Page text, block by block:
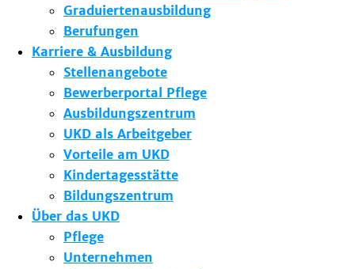
Graduiertenausbildung
Berufungen
Karriere & Ausbildung
Stellenangebote
Bewerberportal Pflege
Ausbildungszentrum
UKD als Arbeitgeber
Vorteile am UKD
Kindertagesstätte
Bildungszentrum
Über das UKD
Pflege
Unternehmen